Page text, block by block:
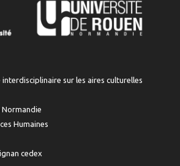
interdisciplinaire sur les aires culturelles
Normandie
Humaines
cedex